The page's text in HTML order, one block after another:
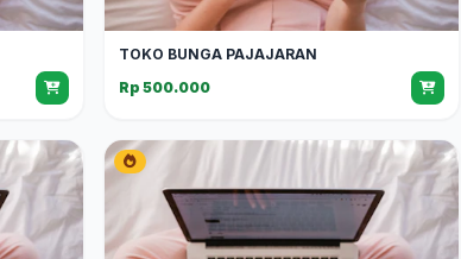
TOKO BUNGA PAJAJARAN
Rp 500.000